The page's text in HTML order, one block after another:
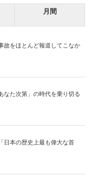
月間
故をほとんど報道してこなか
なた次第」の時代を乗り切る
日本の歴史上最も偉大な首